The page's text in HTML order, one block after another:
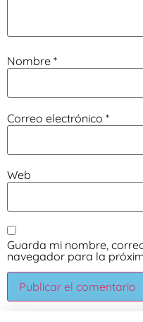
Nombre *
Correo electrónico *
Web
Guarda mi nombre,
navegador para la